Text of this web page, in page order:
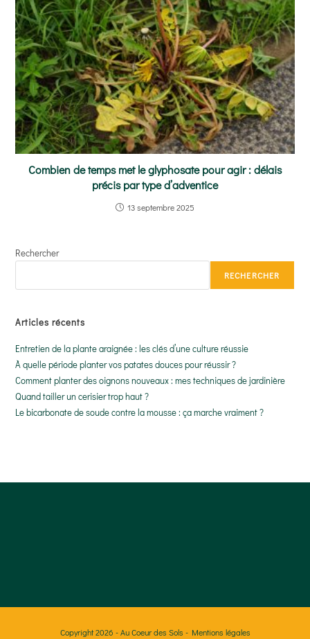
Combien de temps met le glyphosate pour agir : délais
précis par type d’adventice
13 septembre 2025
Rechercher
RECHERCHER
Articles récents
Entretien de la plante araignée : les clés d’une culture réussie
À quelle période planter vos patates douces pour réussir ?
Comment planter des oignons nouveaux : mes techniques de jardinière
Quand tailler un cerisier trop haut ?
Le bicarbonate de soude contre la mousse : ça marche vraiment ?
Copyright 2026 - Au Coeur des Sols - Mentions légales